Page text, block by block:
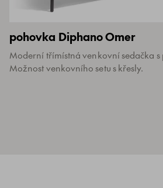
pohovka Diphano Omer
Moderní třímístná venkovní sedačka
Možnost venkovního setu s křesly.